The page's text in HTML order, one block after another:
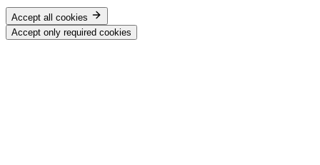
Accept all cookies
Accept only required cookies